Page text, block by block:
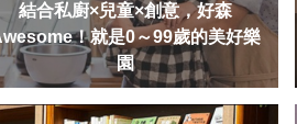
結合私廚×兒童×創意，好森
！就是0～99歲的美好樂
園